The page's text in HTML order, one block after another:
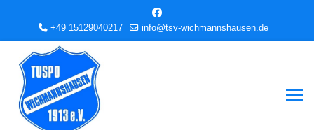
+49 15129040217 info@tsv-wichmannshausen.de